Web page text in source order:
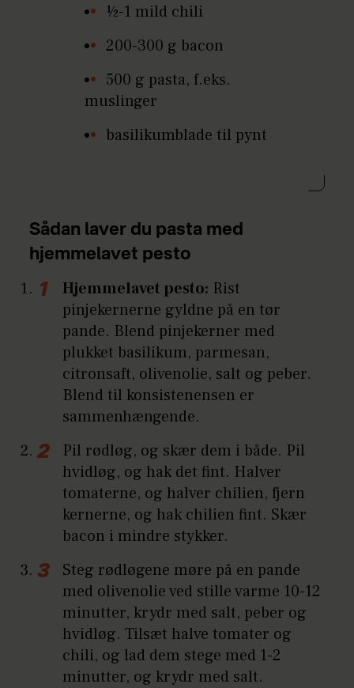
½-1 mild chili
200-300 g bacon
500 g pasta, f.eks.
muslinger
basilikumblade til pynt
Sådan laver du pasta med
hjemmelavet pesto
Hjemmelavet pesto: Rist
pinjekernerne gyldne på en tør
pande. Blend pinjekerner med
plukket basilikum, parmesan,
citronsaft, olivenolie, salt og peber.
Blend til konsistenensen er
sammenhængende.
Pil rødløg, og skær dem i både. Pil
hvidløg, og hak det fint. Halver
tomaterne, og halver chilien, fjern
kernerne, og hak chilien fint. Skær
bacon i mindre stykker.
Steg rødløgene møre på en pande
med olivenolie ved stille varme 10-12
minutter, krydr med salt, peber og
hvidløg. Tilsæt halve tomater og
chili, og lad dem stege med 1-2
minutter, og krydr med salt.